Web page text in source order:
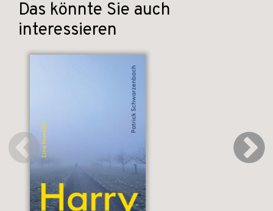
Das könnte Sie auch
interessieren